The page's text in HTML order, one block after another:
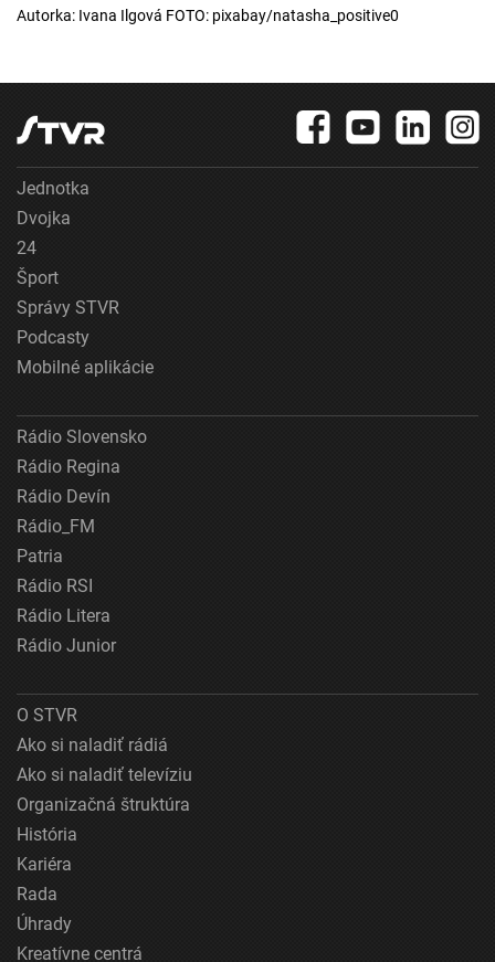
Autorka: Ivana Ilgová FOTO: pixabay/natasha_positive0
Jednotka
Dvojka
24
Šport
Správy STVR
Podcasty
Mobilné aplikácie
Rádio Slovensko
Rádio Regina
Rádio Devín
Rádio_FM
Patria
Rádio RSI
Rádio Litera
Rádio Junior
O STVR
Ako si naladiť rádiá
Ako si naladiť televíziu
Organizačná štruktúra
História
Kariéra
Rada
Úhrady
Kreatívne centrá